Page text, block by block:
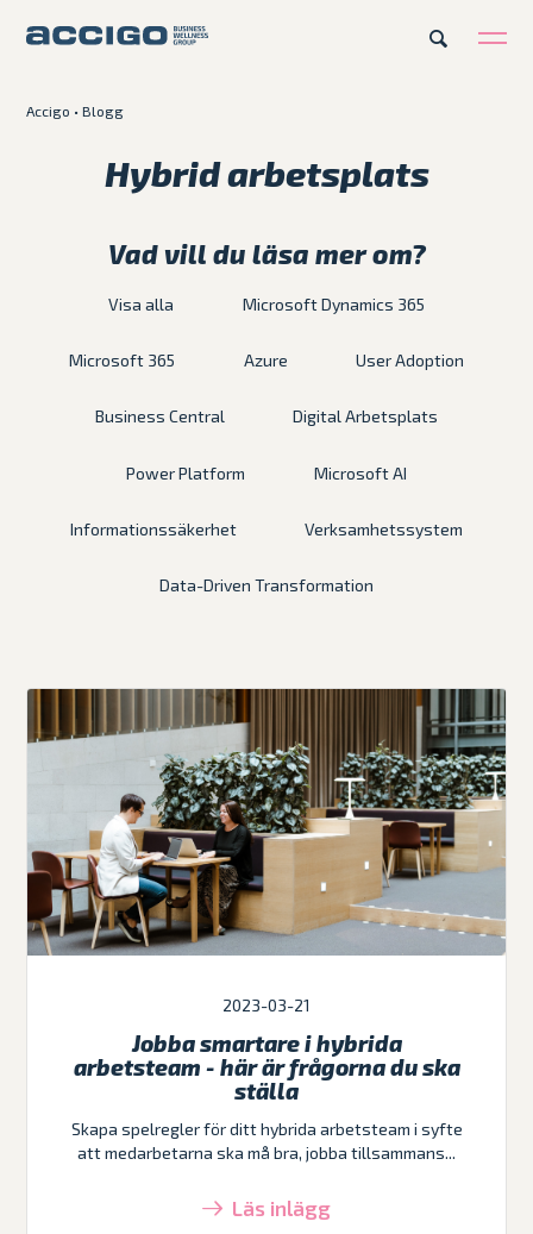
Om Accigo
Accigo •Blogg
Hybrid arbetsplats
Vad vill du läsa mer om?
Visa alla Microsoft Dynamics 365
Microsoft 365 Azure User Adoption
Business Central Digital Arbetsplats
Power Platform Microsoft AI
Informationssäkerhet Verksamhetssystem
Data-Driven Transformation
2023-03-21
Jobba smartare i hybrida
arbetsteam - här är frågorna du ska
ställa
Skapa spelregler för ditt hybrida arbetsteam i syfte
att medarbetarna ska må bra, jobba tillsammans...
Läs inlägg